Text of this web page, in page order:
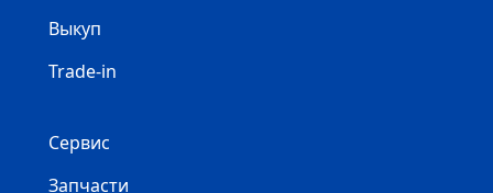
Выкуп
Trade-in
Сервис
Запчасти